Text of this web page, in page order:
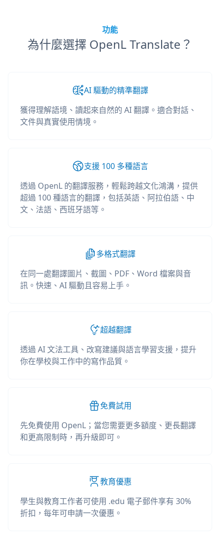
功能
為什麼選擇 OpenL Translate？
AI 驅動的精準翻譯
獲得理解語境、讀起來自然的 AI 翻譯。適合對話、
文件與真實使用情境。
支援 100 多種語言
透過 OpenL 的翻譯服務，輕鬆跨越文化鴻溝，提供
超過 100 種語言的翻譯，包括英語、阿拉伯語、中
文、法語、西班牙語等。
多格式翻譯
在同一處翻譯圖片、截圖、PDF、Word 檔案與音
訊。快速、AI 驅動且容易上手。
超越翻譯
透過 AI 文法工具、改寫建議與語言學習支援，提升
你在學校與工作中的寫作品質。
免費試用
先免費使用 OpenL；當您需要更多額度、更長翻譯
和更高限制時，再升級即可。
教育優惠
學生與教育工作者可使用 .edu 電子郵件享有 30%
折扣，每年可申請一次優惠。